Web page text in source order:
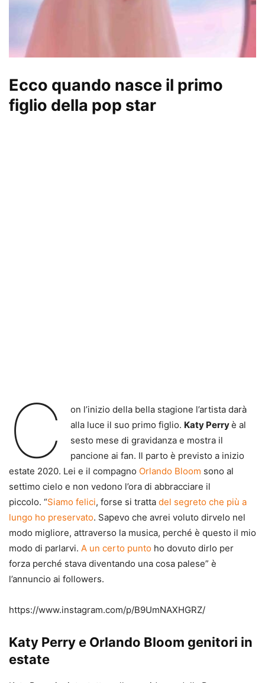
Ecco quando nasce il primo
figlio della pop star
C
on l’inizio della bella stagione l’artista darà
alla luce il suo primo figlio. Katy Perryè al
sesto mese di gravidanza e mostra il
pancione ai fan. Il parto è previsto a inizio
estate 2020. Lei e il compagno Orlando Bloom sono al
settimo cielo e non vedono l’ora di abbracciare il
piccolo. “Siamo felici, forse si tratta del segreto che più a
lungo ho preservato. Sapevo che avrei voluto dirvelo nel
modo migliore, attraverso la musica, perché è questo il mio
modo di parlarvi. A un certo punto ho dovuto dirlo per
forza perché stava diventando una cosa palese” è
l’annuncio ai followers.
https://www.instagram.com/p/B9UmNAXHGRZ/
Katy Perry e Orlando Bloom genitori in
estate